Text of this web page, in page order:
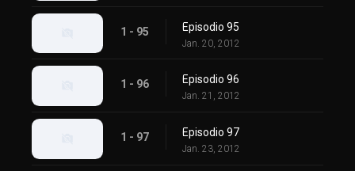
1 - 95 Episodio 95
Jan. 20, 2012
1 - 96 Episodio 96
Jan. 21, 2012
1 - 97 Episodio 97
Jan. 23, 2012